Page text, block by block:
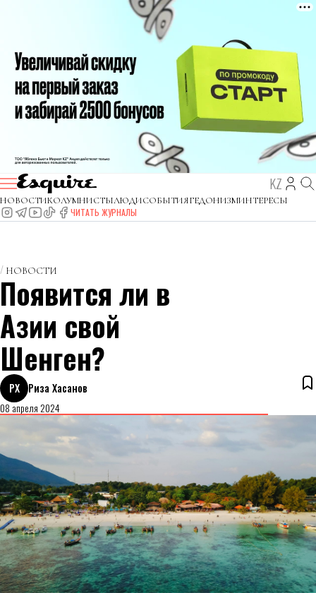
KZ
НОВОСТИКОЛУМНИСТЫЛЮДИСОБЫТИЯГЕДОНИЗМИНТЕРЕСЫ
ЧИТАТЬ ЖУРНАЛЫ
НОВОСТИ
Появится ли в
Азии свой
Шенген?
РХ
Риза Хасанов
08 апреля 2024